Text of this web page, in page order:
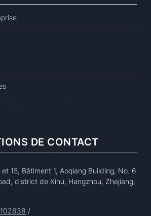
DE CONTACT
et 15, Bâtiment 1, Aoqiang Building, No. 6
district de Xihu, Hangzhou, Zhejiang,
/